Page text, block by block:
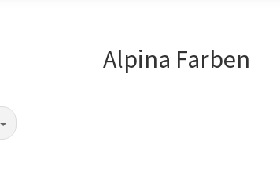
Classic
Classic Silent ECO
Alpina Farben